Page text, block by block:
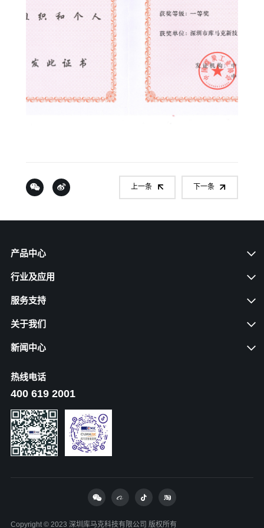
上一条 下一条
产品中心
行业及应用
服务支持
关于我们
新闻中心
热线电话
400 619 2001
Copyright © 2023 深圳库马克科技有限公司 版权所有